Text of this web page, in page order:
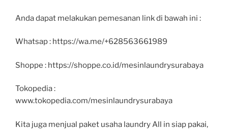
Anda dapat melakukan pemesanan link di bawah ini :
Whatsap : https://wa.me/+628563661989
Shoppe : https://shoppe.co.id/mesinlaundrysurabaya
Tokopedia :
www.tokopedia.com/mesinlaundrysurabaya
Kita juga menjual paket usaha laundry All in siap pakai,